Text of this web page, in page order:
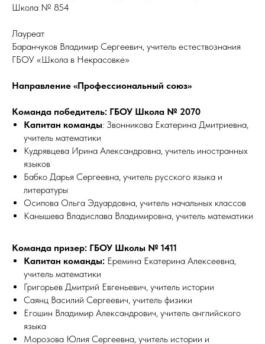
Школа № 854
Лауреат
Баранчуков Владимир Сергеевич, учитель естествознания
ГБОУ «Школа в Некрасовке»
Направление «Профессиональный союз»
Команда победитель: ГБОУ Школа № 2070
Капитан команды: Звонникова Екатерина Дмитриевна,
учитель математики
Кудрявцева Ирина Александровна, учитель иностранных
языков
Бабко Дарья Сергеевна, учитель русского языка и
литературы
Осипова Ольга Эдуардовна, учитель начальных классов
Канышева Владислава Владимировна, учитель математики
Команда призер: ГБОУ Школы № 1411
Капитан команды: Еремина Екатерина Алексеевна,
учитель математики
Григорьев Дмитрий Евгеньевич, учитель истории
Саянц Василий Сергеевич, учитель физики
Егошин Владимир Александрович, учитель английского
языка
Морозова Юлия Сергеевна, учитель истории и